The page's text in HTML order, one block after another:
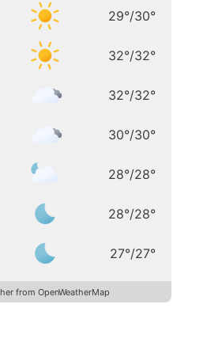
29°/30°
32°/32°
32°/32°
30°/30°
28°/28°
28°/28°
27°/27°
from OpenWeatherMap